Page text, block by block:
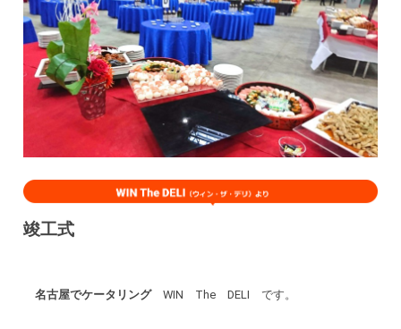
竣工式
名古屋でケータリングWIN The DELI です。